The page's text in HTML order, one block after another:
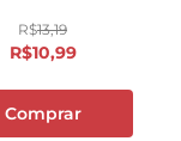
R$13,19
R$10,99
Comprar